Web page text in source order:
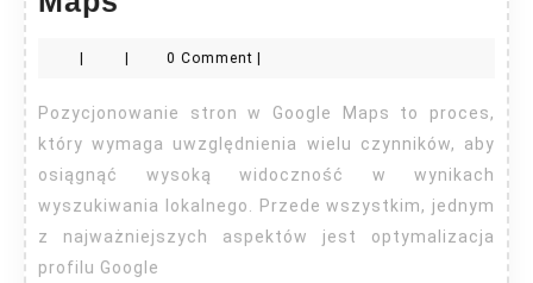
Google
Maps
0 Comment
Pozycjonowanie stron w Google Maps to proces,
który wymaga uwzględnienia wielu czynników, aby
osiągnąć wysoką widoczność w wynikach
wyszukiwania lokalnego. Przede wszystkim, jednym
z najważniejszych aspektów jest optymalizacja
profilu Google